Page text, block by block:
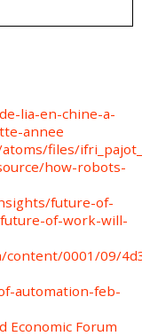
lia-en-chine-a-
annee
files/
how-robots-
future-of-
of-work-will-
0001/09/
automation-feb-
Economic Forum